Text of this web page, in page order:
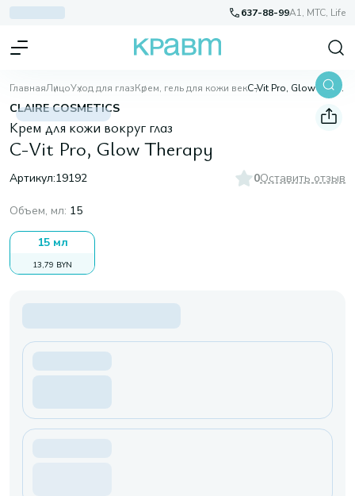
637-88-99A1, МТС, Life
ГлавнаяЛицоУход для глазКрем, гель для кожи век C-Vit Pro, Glow Therapy
CLAIRE COSMETICS
Крем для кожи вокруг глаз
C-Vit Pro, Glow Therapy
Артикул:19192 0Оставить отзыв
Объем, мл: 15
15 мл
13,79 BYN